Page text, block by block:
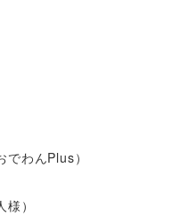
わんPlus）
）